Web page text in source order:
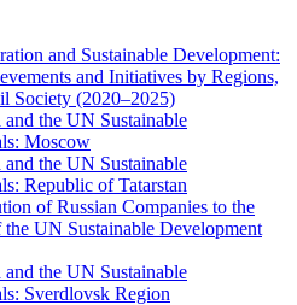
and Sustainable Development:
and Initiatives by Regions,
Society (2020–2025)
the UN Sustainable
Moscow
the UN Sustainable
Republic of Tatarstan
of Russian Companies to the
UN Sustainable Development
the UN Sustainable
Sverdlovsk Region